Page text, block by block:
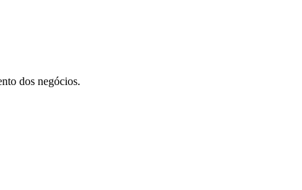
dos negócios.